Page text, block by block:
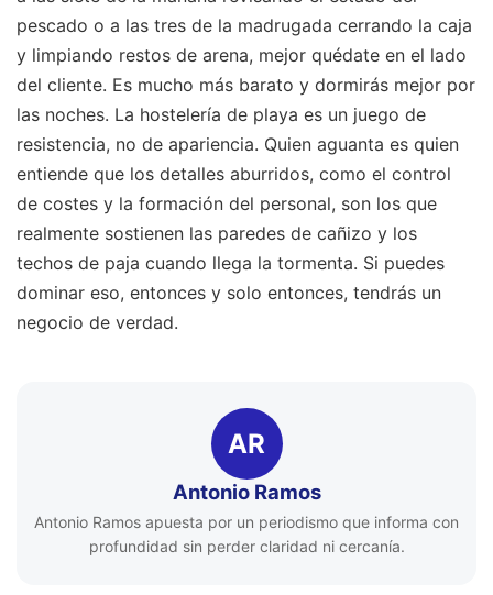
pescado o a las tres de la madrugada cerrando la caja
y limpiando restos de arena, mejor quédate en el lado
del cliente. Es mucho más barato y dormirás mejor por
las noches. La hostelería de playa es un juego de
resistencia, no de apariencia. Quien aguanta es quien
entiende que los detalles aburridos, como el control
de costes y la formación del personal, son los que
realmente sostienen las paredes de cañizo y los
techos de paja cuando llega la tormenta. Si puedes
dominar eso, entonces y solo entonces, tendrás un
negocio de verdad.
AR
Antonio Ramos
Antonio Ramos apuesta por un periodismo que informa con
profundidad sin perder claridad ni cercanía.